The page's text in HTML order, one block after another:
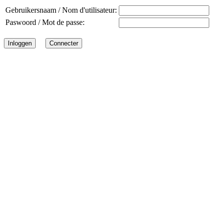
Gebruikersnaam / Nom d'utilisateur:
Paswoord / Mot de passe: